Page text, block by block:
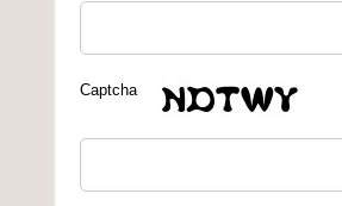
Captcha